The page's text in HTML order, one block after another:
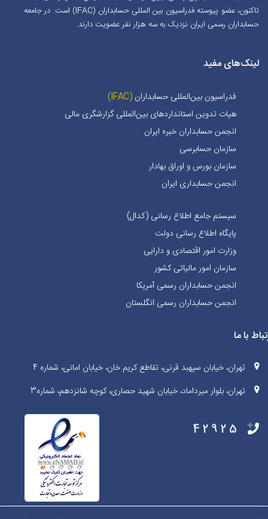
تاکنون، عضو پیوسته فدراسیون بین المللی حسابداران (IFAC) است. در جامعه
حسابداران رسمی ایران نزدیک به سه هزار نفر عضویت دارند.
لینک‌های مفید
فدراسیون بین‌المللی حسابداران (IFAC)
هیات تدوین استانداردهای بین‌المللی گزارشگری مالی
انجمن حسابداران خبره ايران
سازمان حسابرسی
سازمان بورس و اوراق بهادار
انجمن حسابداری ایران
سیستم جامع اطلاع رسانی (کدال)
پایگاه اطلاع رسانی دولت
وزارت امور اقتصادی و دارایی
سازمان امور مالیاتی کشور
انجمن حسابداران رسمی آمریکا
انجمن حسابداران رسمی انگلستان
با ما
تهران، خیابان سپهبد قرنی، تقاطع کریم خان، خیابان امانی، شماره 4
تهران، بلوار میرداماد، خیابان شهید حصاری، کوچه شانزدهم، شماره3
42925